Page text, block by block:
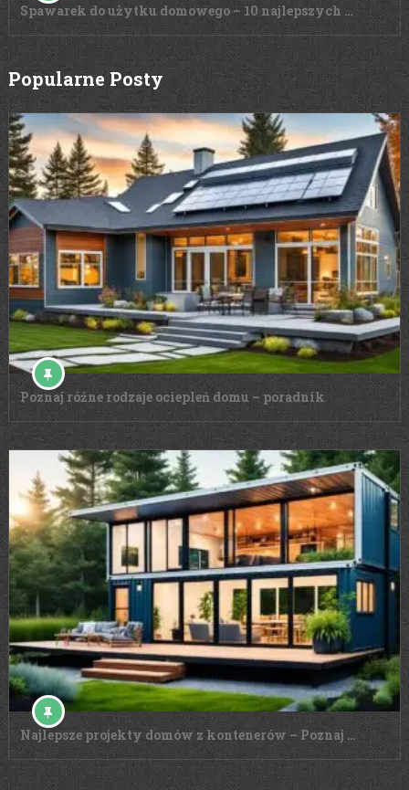
Spawarek do użytku domowego – 10 najlepszych …
Popularne Posty
Poznaj różne rodzaje ociepleń domu – poradnik
Najlepsze projekty domów z kontenerów – Poznaj …